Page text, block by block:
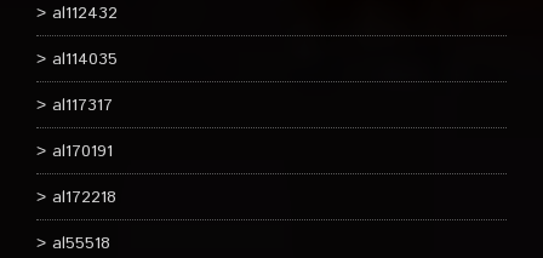
al112432
al114035
al117317
al170191
al172218
al55518